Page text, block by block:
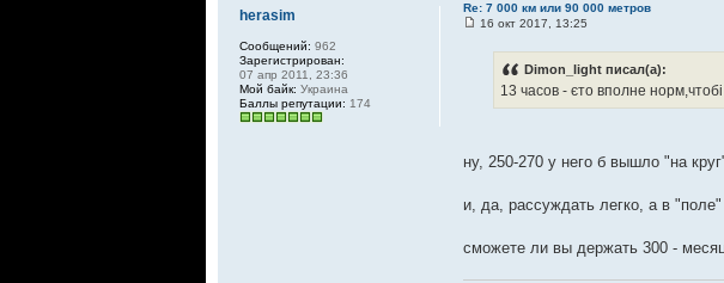
Re: 7 000 км или 90 000 метров
16 окт 2017, 13:25
Dimon_light писал(а):
13 часов - єто вполне
ну, 250-270 у него б вышло "на
и, да, рассуждать легко, а в
сможете ли вы держать 300 -
herasim
Сообщений: 962
Зарегистрирован:
07 апр 2011, 23:36
Мой байк: Украина
Баллы репутации: 174